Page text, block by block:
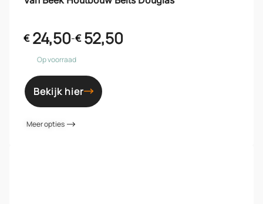
€24,50-€52,50
Op voorraad
Bekijk hier
Meer opties